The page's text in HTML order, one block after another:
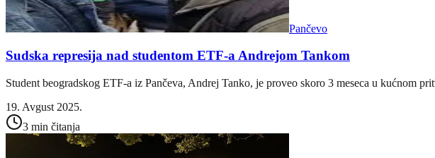
Pančevo
Sudska represija nad studentom ETF-a Andrejom Tankom
Student beogradskog ETF-a iz Pančeva, Andrej Tanko, je proveo skoro 3 meseca u kućnom
19. Avgust 2025.
3 min čitanja